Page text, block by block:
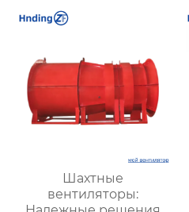
надежной вентиляции
Шахтные
вентиляторы: